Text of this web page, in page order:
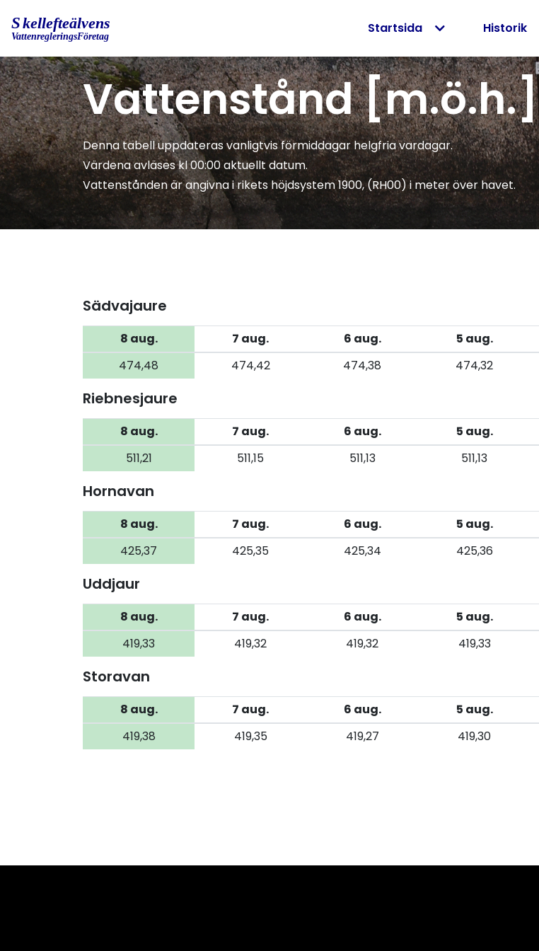
Startsida Historik
Vattenstånd [m.ö.h.]
Denna tabell uppdateras vanligtvis förmiddagar helgfria vardagar.
Värdena avläses kl 00:00 aktuellt datum.
Vattenstånden är angivna i rikets höjdsystem 1900, (RH00) i meter över havet.
Sädvajaure
8 aug. 7 aug. 6 aug. 5 aug.
474,48
474,42 474,38 474,32
Riebnesjaure
8 aug. 7 aug. 6 aug. 5 aug.
511,21
511,15 511,13 511,13
Hornavan
8 aug. 7 aug. 6 aug. 5 aug.
425,37
425,35 425,34 425,36
Uddjaur
8 aug. 7 aug. 6 aug. 5 aug.
419,33
419,32 419,32 419,33
Storavan
8 aug. 7 aug. 6 aug. 5 aug.
419,38
419,35 419,27 419,30